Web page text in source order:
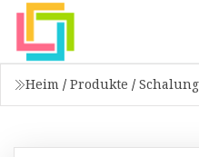
Heim / Produkte /